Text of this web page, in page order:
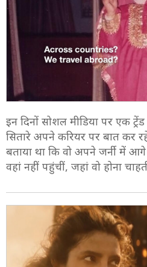
इन दिनों सोशल मीडिया पर एक
सितारे अपने करियर पर बात कर
बताया था कि वो अपने जर्नी में
वहां नहीं पहुंचीं, जहां वो होना